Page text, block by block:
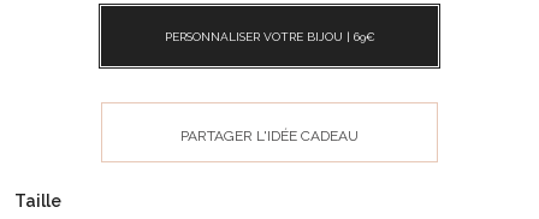
PERSONNALISER VOTRE BIJOU | 69€
PARTAGER L'IDÉE CADEAU
Taille